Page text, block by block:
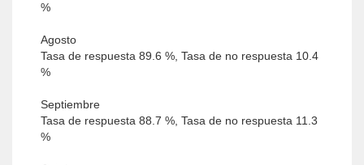
%
Agosto
Tasa de respuesta 89.6 %, Tasa de no respuesta 10.4
%
Septiembre
Tasa de respuesta 88.7 %, Tasa de no respuesta 11.3
%